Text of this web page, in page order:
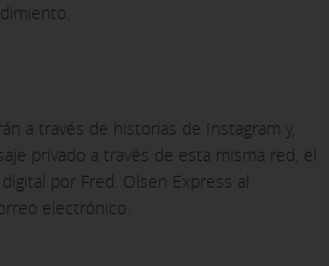
a través de historias de Instagram y,
privado a través de esta misma red, el
por Fred. Olsen Express al
electrónico.